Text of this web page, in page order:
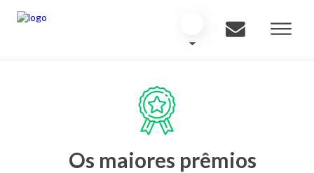
Os maiores prêmios